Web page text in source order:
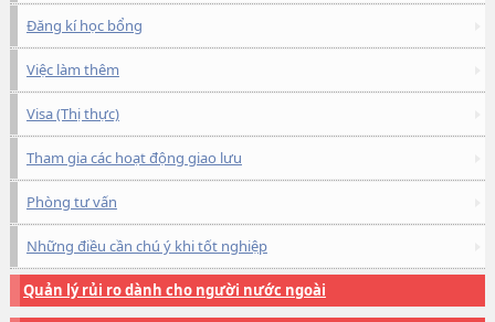
Đăng kí học bổng
Việc làm thêm
Visa (Thị thực)
Tham gia các hoạt động giao lưu
Phòng tư vấn
Những điều cần chú ý khi tốt nghiệp
Quản lý rủi ro dành cho người nước ngoài